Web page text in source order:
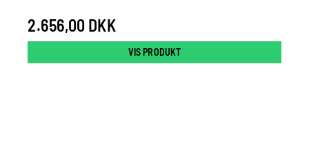
2.656,00 DKK
VIS PRODUKT